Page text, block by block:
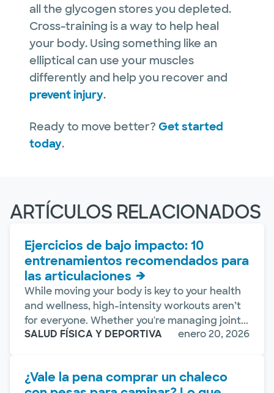
all the glycogen stores you depleted.
Cross-training is a way to help heal
your body. Using something like an
elliptical can use your muscles
differently and help you recover and
prevent injury.
Ready to move better? Get started
today.
ARTÍCULOS RELACIONADOS
Ejercicios de bajo impacto: 10
entrenamientos recomendados para
las articulaciones
While moving your body is key to your health
and wellness, high-intensity workouts aren’t
for everyone. Whether you're managing joint...
SALUD FÍSICA Y DEPORTIVA
enero 20, 2026
¿Vale la pena comprar un chaleco